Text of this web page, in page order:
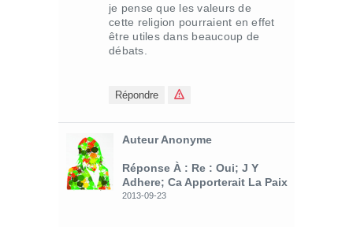
je pense que les valeurs de
cette religion pourraient en effet
être utiles dans beaucoup de
débats.
Répondre
Auteur Anonyme
Réponse À : Re : Oui; J Y
Adhere; Ca Apporterait La Paix
2013-09-23